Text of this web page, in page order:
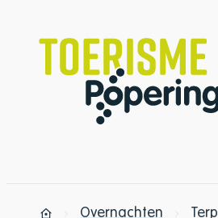
Toerisme Poperinge
Overnachten Terp